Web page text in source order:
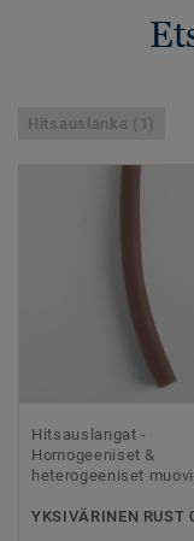
Hitsauslanka (1)
Hitsauslangat -
Homogeeniset &
heterogeeniset
YKSIVÄRINEN RUST